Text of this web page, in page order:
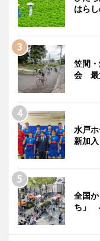
はら
笠間
会 最
水戸
新加入
全国
ち」